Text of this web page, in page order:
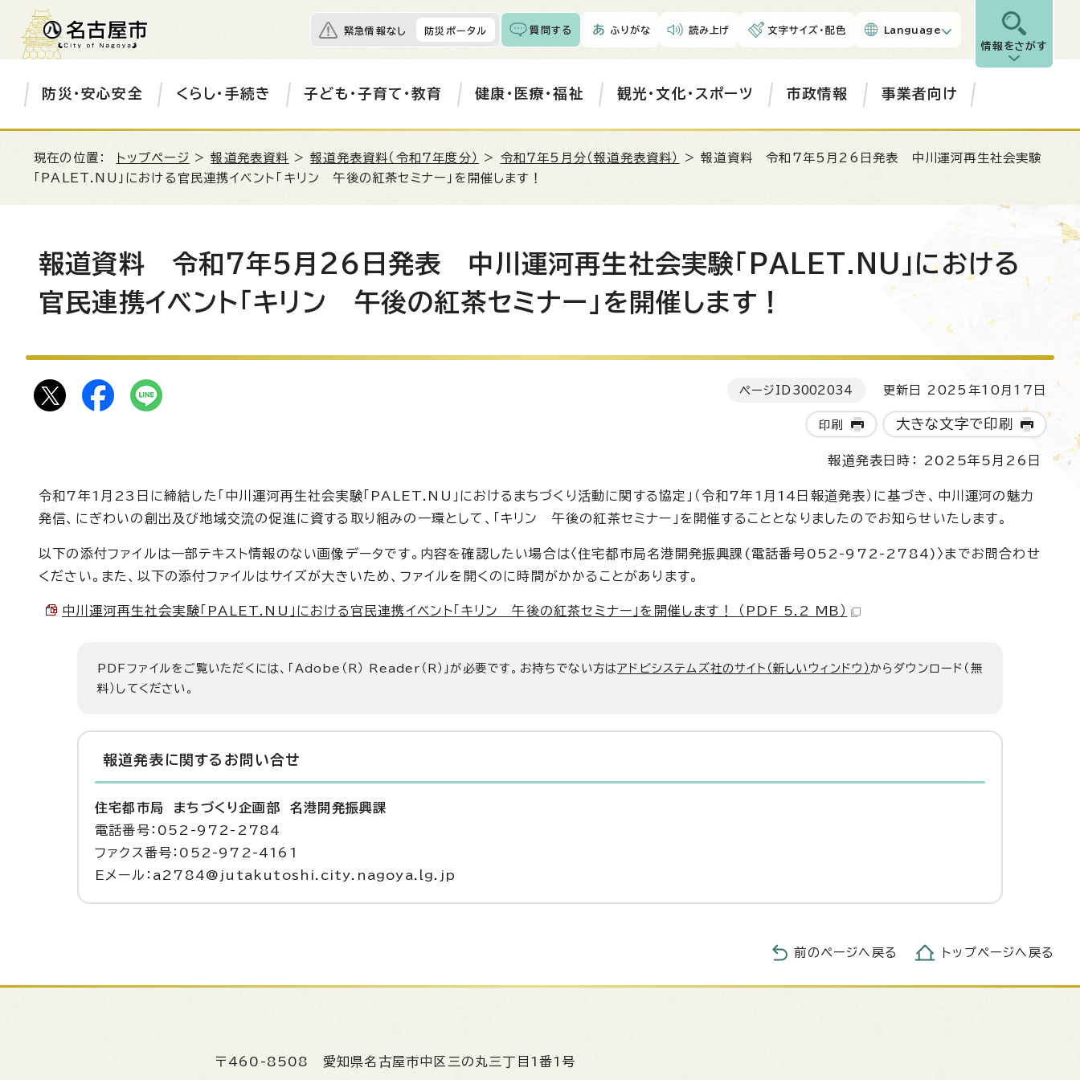
緊急情報なし 防災ポータル 質問する ふりがな 読み上げ 文字サイズ・配色 Language
情報をさがす
防災・安心安全 くらし・手続き 子ども・子育て・教育 健康・医療・福祉 観光・文化・スポーツ 市政情報 事業者向け
現在の位置： トップページ >報道発表資料 >報道発表資料（令和7年度分） > 令和7年5月分（報道発表資料）
> 報道資料 令和7年5月26日発表 中川運河再生社会実験
「PALET.NU」における官民連携イベント「キリン 午後の紅茶セミナー」を開催します！
報道資料 令和7年5月26日発表 中川運河再生社会実験「PALET.NU」における
官民連携イベント「キリン 午後の紅茶セミナー」を開催します！
ページID 3002034 更新日 2025年10月17日
印刷 大きな文字で印刷
報道発表日時： 2025年5月26日
令和7年1月23日に締結した「中川運河再生社会実験「PALET.NU」におけるまちづくり活動に関する協定」（令和7年1月14日報道発表）に基づき、中川運河の魅力
発信、にぎわいの創出及び地域交流の促進に資する取り組みの一環として、「キリン 午後の紅茶セミナー」を開催することとなりましたのでお知らせいたします。
以下の添付ファイルは一部テキスト情報のない画像データです。内容を確認したい場合は〈住宅都市局名港開発振興課(電話番号052-972-2784)〉までお問合わせ
ください。また、以下の添付ファイルはサイズが大きいため、ファイルを開くのに時間がかかることがあります。
中川運河再生社会実験「PALET.NU」における官民連携イベント「キリン 午後の紅茶セミナー」を開催します！ （PDF 5.2 MB）
PDFファイルをご覧いただくには、「Adobe（R） Reader（R）」が必要です。お持ちでない方はアドビシステムズ社のサイト（新しいウィンドウ）からダウンロード（無
料）してください。
報道発表に関するお問い合せ
住宅都市局 まちづくり企画部 名港開発振興課
電話番号：052-972-2784
ファクス番号：052-972-4161
Eメール：a2784@jutakutoshi.city.nagoya.lg.jp
前のページへ戻る トップページへ戻る
〒460-8508 愛知県名古屋市中区三の丸三丁目1番1号